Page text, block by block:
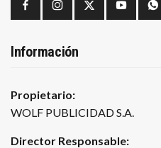
Información
Propietario:
WOLF PUBLICIDAD S.A.
Director Responsable: